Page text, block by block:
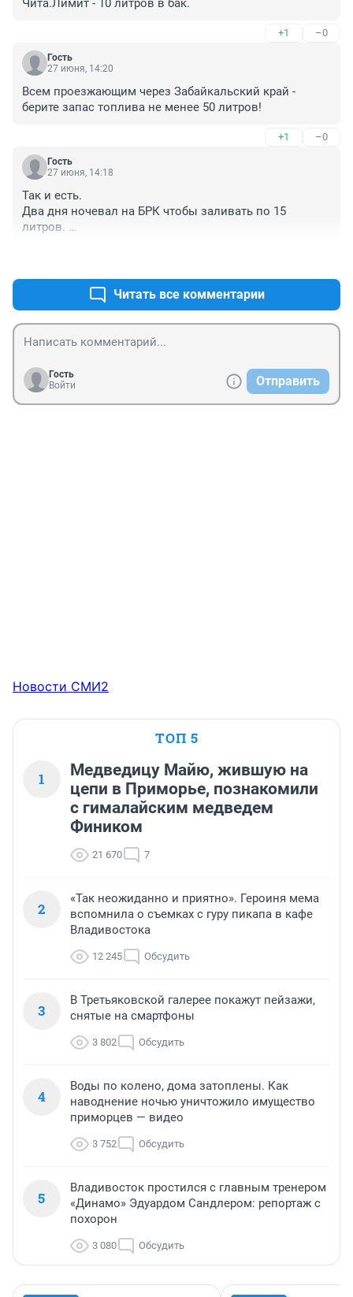
Чита.Лимит - 10 литров в бак.
+1 –0
Гость
27 июня, 14:20
Всем проезжающим через Забайкальский край -
берите запас топлива не менее 50 литров!
+1 –0
Гость
27 июня, 14:18
Так и есть.
Два дня ночевал на БРК чтобы заливать по 15
литров.
Читать все комментарии
Гость
Войти
Отправить
Новости СМИ2
ТОП 5
1
Медведицу Майю, жившую на
цепи в Приморье, познакомили
с гималайским медведем
Фиником
21 670 7
2
«Так неожиданно и приятно». Героиня мема
вспомнила о съемках с гуру пикапа в кафе
Владивостока
12 245 Обсудить
3
В Третьяковской галерее покажут пейзажи,
снятые на смартфоны
3 802 Обсудить
4
Воды по колено, дома затоплены. Как
наводнение ночью уничтожило имущество
приморцев — видео
3 752 Обсудить
5
Владивосток простился с главным тренером
«Динамо» Эдуардом Сандлером: репортаж с
похорон
3 080 Обсудить